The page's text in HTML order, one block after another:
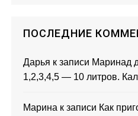
ПОСЛЕДНИЕ
Дарья к записи Маринад
1,2,3,4,5 — 10 литров.
Марина к записи Как